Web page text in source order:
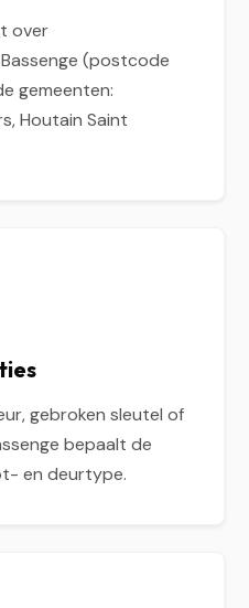
over
(postcode
gemeenten:
Houtain Saint
gebroken sleutel of
bepaalt de
en deurtype.